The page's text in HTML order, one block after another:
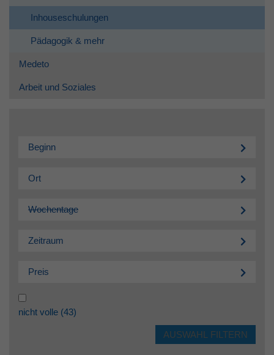
Inhouseschulungen
Pädagogik & mehr
Medeto
Arbeit und Soziales
Beginn
Ort
Wochentage
Zeitraum
Preis
nicht volle (43)